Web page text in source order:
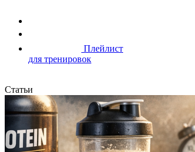
Плейлист
для тренировок
Статьи